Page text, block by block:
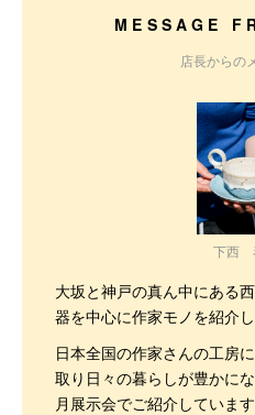
MESSAGE
店長からの
下西
大坂と神戸の真ん中にある
器を中心に作家モノを紹介
日本全国の作家さんの工房
取り日々の暮らしが豊かに
月展示会でご紹介しています